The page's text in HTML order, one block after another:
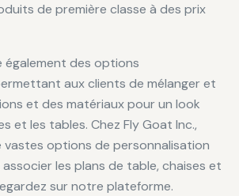
de première classe à des prix
également des options
aux clients de mélanger et
et des matériaux pour un look
et les tables. Chez Fly Goat Inc.,
vastes options de personnalisation
les plans de table, chaises et
sur notre plateforme.